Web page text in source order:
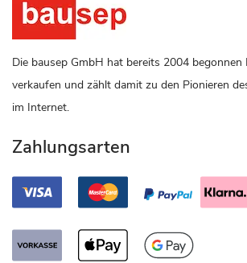
Die bausep GmbH hat bereits 2004
verkaufen und zählt damit zu den Pionieren
im Internet.
Zahlungsarten